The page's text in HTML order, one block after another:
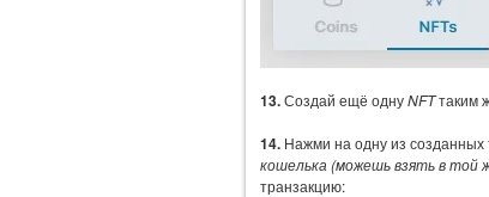
13.Создай ещё однуNFTтаким
14. Нажми на одну из созданных
кошелька (можешь взять в той
транзакцию: